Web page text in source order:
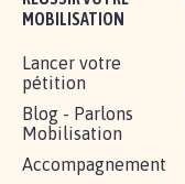
MOBILISATION
Lancer votre
pétition
Blog - Parlons
Mobilisation
Accompagnement